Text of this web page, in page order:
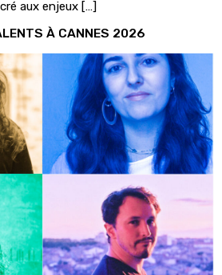
aux enjeux […]
À CANNES 2026